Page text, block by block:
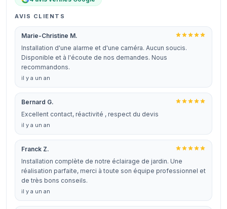
AVIS CLIENTS
Marie-Christine M.
Installation d'une alarme et d'une caméra. Aucun soucis.
Disponible et à l'écoute de nos demandes. Nous
recommandons.
il y a un an
Bernard G.
Excellent contact, réactivité , respect du devis
il y a un an
Franck Z.
Installation complète de notre éclairage de jardin. Une
réalisation parfaite, merci à toute son équipe professionnel et
de très bons conseils.
il y a un an